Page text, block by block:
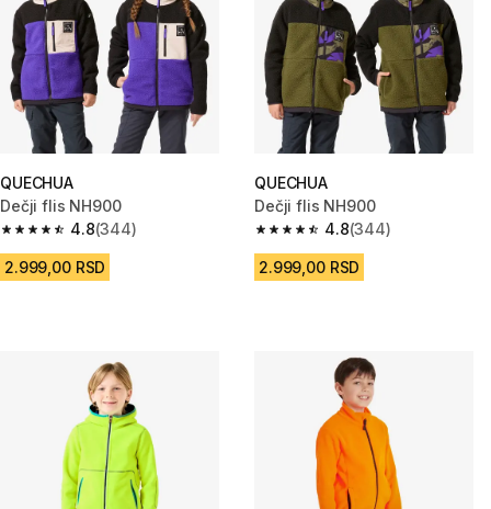
QUECHUA
Dečji flis NH900
4.8
4.8 od 5 zvezdica from 344 Recenzije
(344)
2.999,00 RSD
QUECHUA
Dečji flis NH900
4.8
4.8 od 5 zvezdica from 344
(344)
2.999,00 RSD